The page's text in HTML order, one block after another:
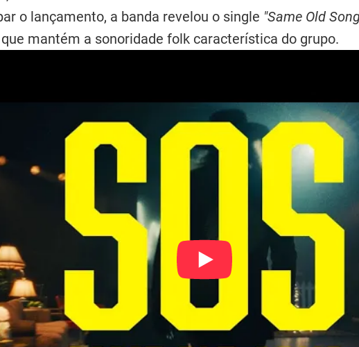
o lançamento, a banda revelou o single "Same Old
mantém a sonoridade folk característica do grupo.